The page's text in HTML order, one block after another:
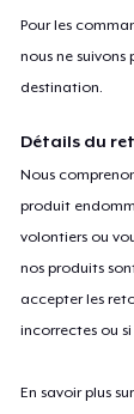
Pour les
nous ne
destination.
Détails du
Nous
produit
volontiers ou
nos produits
accepter les
incorrectes ou
En savoir plus